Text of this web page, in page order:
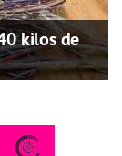
kilos de